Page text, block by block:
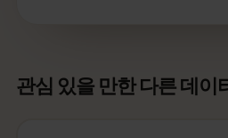
관심 있을 만한 다른 데이